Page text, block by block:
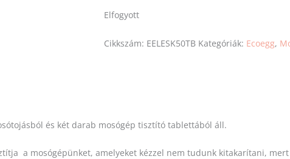
Elfogyott
Cikkszám: EELESK50TB Kategóriák: Ecoegg,
és két darab mosógép tisztító tablettából áll.
a mosógépünket, amelyeket kézzel nem tudunk kitakarítani,